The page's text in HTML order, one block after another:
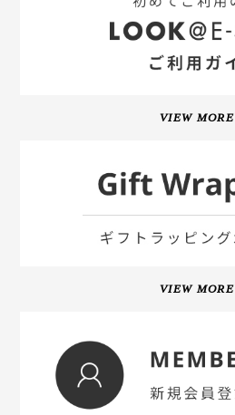
VIEW MORE
VIEW MORE